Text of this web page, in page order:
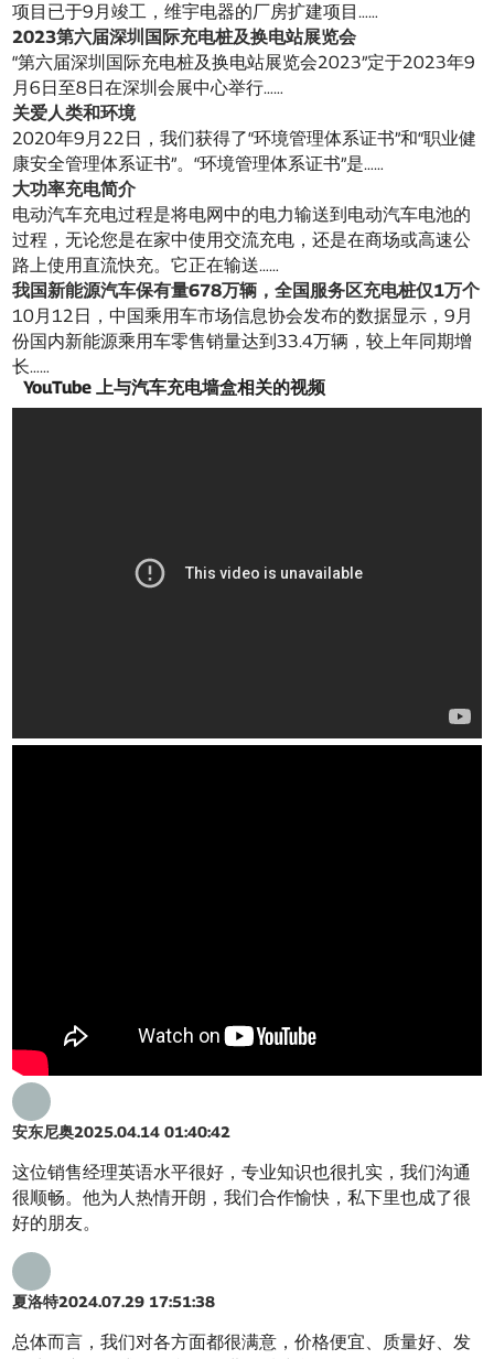
项目已于9月竣工，维宇电器的厂房扩建项目……
2023第六届深圳国际充电桩及换电站展览会
“第六届深圳国际充电桩及换电站展览会2023”定于2023年9
月6日至8日在深圳会展中心举行……
关爱人类和环境
2020年9月22日，我们获得了“环境管理体系证书”和“职业健
康安全管理体系证书”。“环境管理体系证书”是……
大功率充电简介
电动汽车充电过程是将电网中的电力输送到电动汽车电池的
过程，无论您是在家中使用交流充电，还是在商场或高速公
路上使用直流快充。它正在输送……
我国新能源汽车保有量678万辆，全国服务区充电桩仅1万个
10月12日，中国乘用车市场信息协会发布的数据显示，9月
份国内新能源乘用车零售销量达到33.4万辆，较上年同期增
长……
YouTube 上与汽车充电墙盒相关的视频
安东尼奥2025.04.14 01:40:42
这位销售经理英语水平很好，专业知识也很扎实，我们沟通
很顺畅。他为人热情开朗，我们合作愉快，私下里也成了很
好的朋友。
夏洛特2024.07.29 17:51:38
总体而言，我们对各方面都很满意，价格便宜、质量好、发